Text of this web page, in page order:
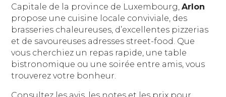
Capitale de la province de Luxembourg,Arlon
propose une cuisine locale conviviale, des
brasseries chaleureuses, d’excellentes pizzerias
et de savoureuses adresses street-food. Que
vous cherchiez un repas rapide, une table
bistronomique ou une soirée entre amis, vous
trouverez votre bonheur.